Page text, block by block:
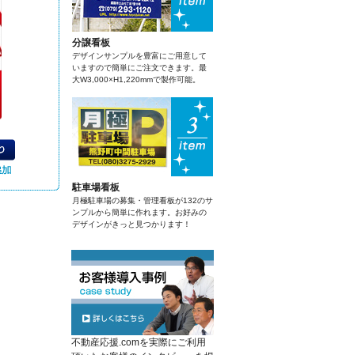
分譲看板
デザインサンプルを豊富にご用意して
いますので簡単にご注文できます。最
大W3,000×H1,220mmで製作可能。
駐車場看板
月極駐車場の募集・管理看板が132のサ
ンプルから簡単に作れます。お好みの
デザインがきっと見つかります！
不動産応援.comを実際にご利用